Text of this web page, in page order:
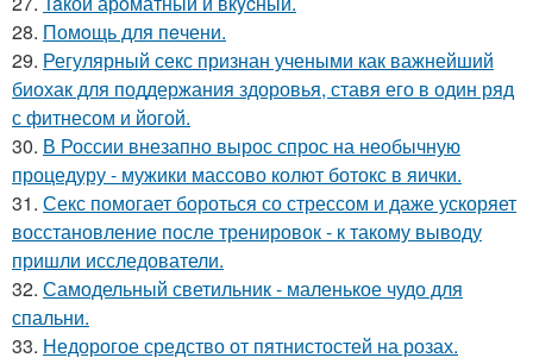
28. Помoщь для пeчени.
29. Регулярный секс признан учеными как важнейший
биохак для поддержания здоровья, ставя его в один ряд
с фитнесом и йогой.
30. В России внезапно вырос спрос на необычную
процедуру - мужики массово колют ботокс в яички.
31. Секс помогает бороться со стрессом и даже ускоряет
восстановление после тренировок - к такому выводу
пришли исследователи.
32. Самодельный светильник - маленькое чудо для
спальни.
33. Недорогое средство от пятнистостей на розах.